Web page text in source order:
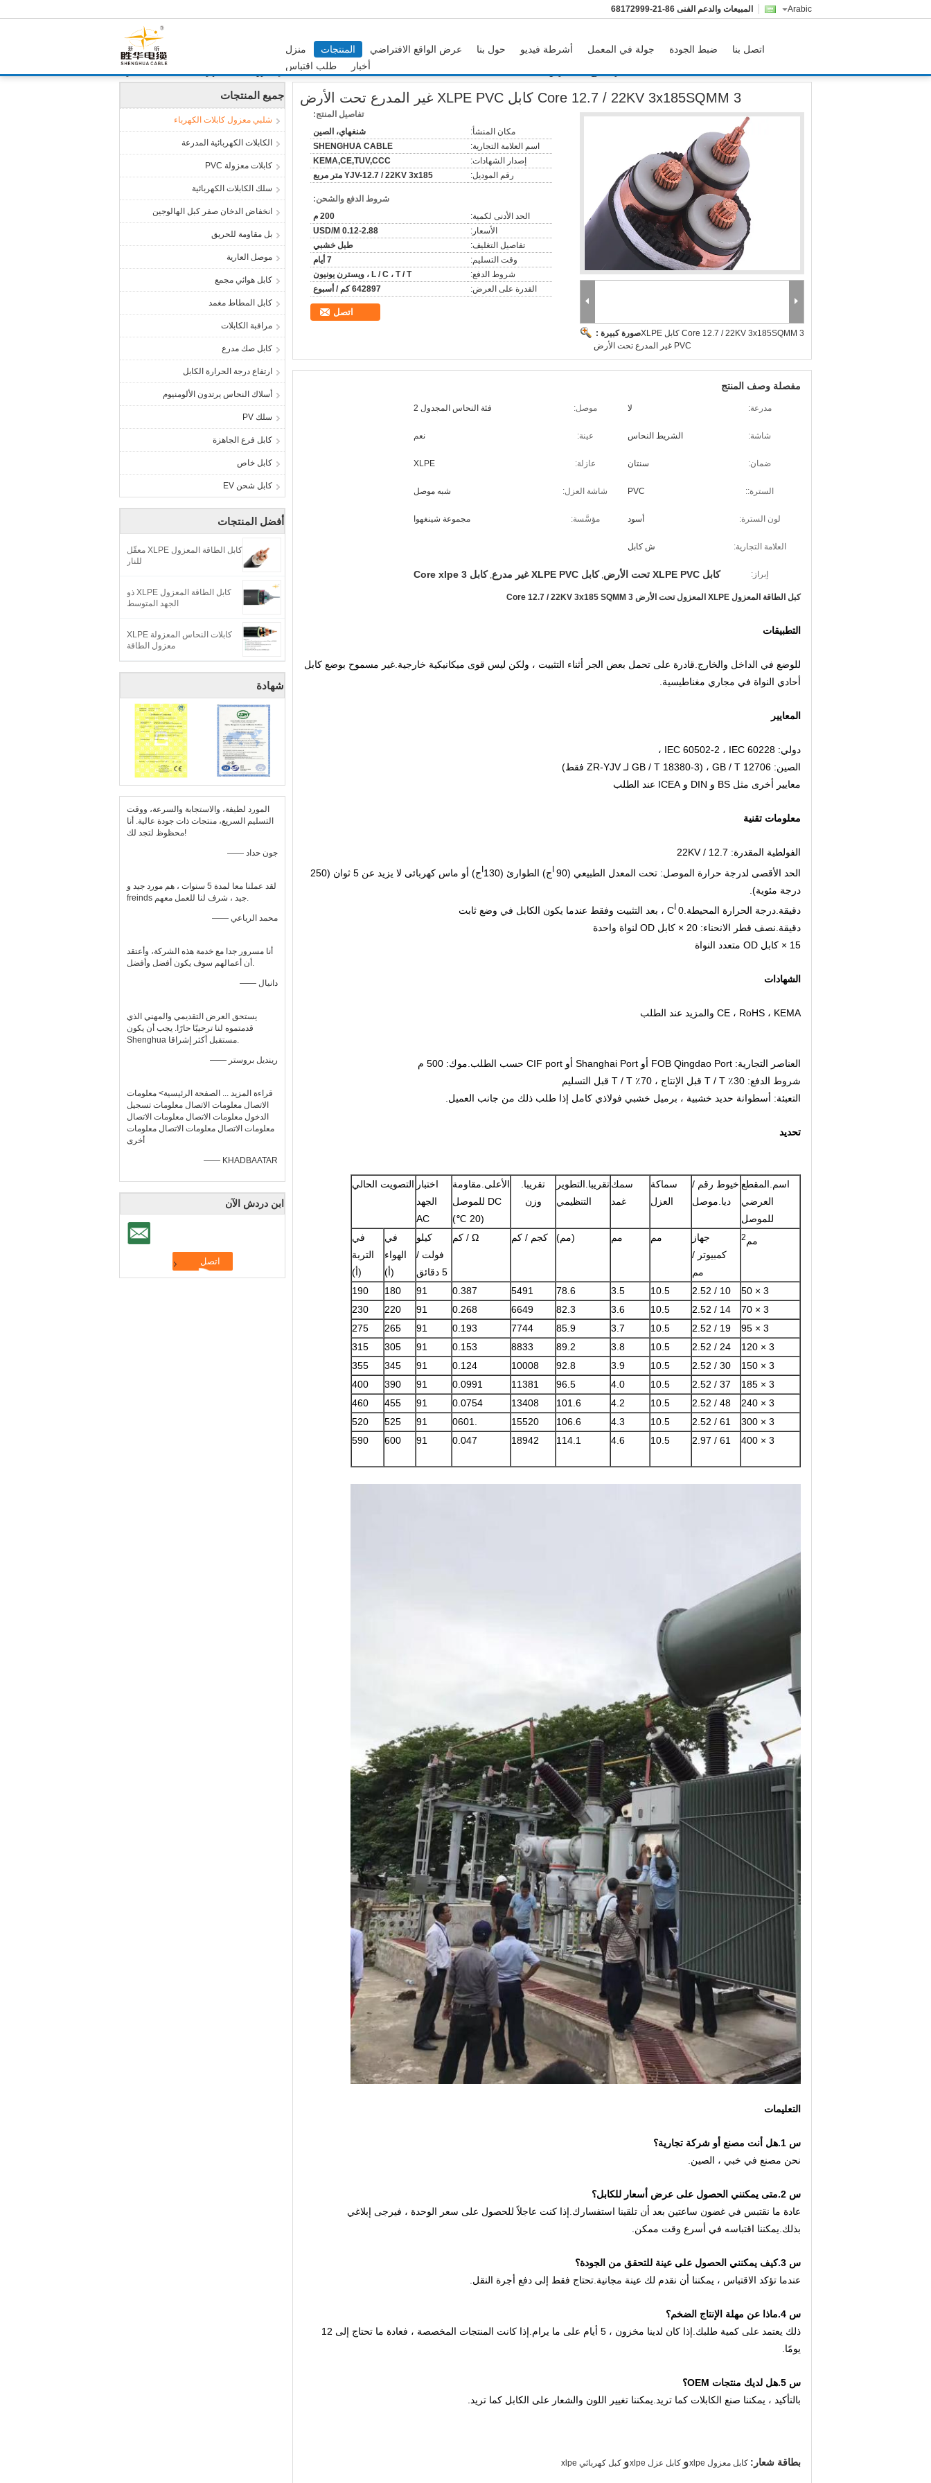
Arabic المبيعات والدعم الفنى 86-21-68172999
منزل المنتجات عرض الواقع الافتراضي حول بنا أشرطة فيديو جولة في المعمل ضبط الجودة
اتصل بنا
طلب اقتباس
أخبار
منزل المنتجات شلبي معزول كابلات الكهرباء 3 Core 12.7 / 22KV 3x185SQMM كابل XLPE PVC غير المدرع تحت الأرض
جميع المنتجات
شلبي معزول كابلات الكهرباء
الكابلات الكهربائية المدرعة
كابلات معزولة PVC
سلك الكابلات الكهربائية
انخفاض الدخان صفر كبل الهالوجين
بل مقاومة للحريق
موصل العارية
كابل هوائي مجمع
كابل المطاط مغمد
مراقبة الكابلات
كابل صك مدرع
ارتفاع درجة الحرارة الكابل
أسلاك النحاس يرتدون الألومنيوم
سلك PV
كابل فرع الجاهزة
كابل خاص
كابل شحن EV
أفضل المنتجات
كابل الطاقة المعزول XLPE معقّل
للنار
كابل الطاقة المعزول XLPE ذو
الجهد المتوسط
كابلات النحاس المعزولة XLPE
معزول الطاقة
شهادة
المورد لطيفة، والاستجابة والسرعة، ووقت
التسليم السريع، منتجات ذات جودة عالية. أنا
محظوظ لتجد لك!
—— جون حداد
لقد عملنا معا لمدة 5 سنوات ، هم مورد جيد و
freinds جيد ، شرف لنا للعمل معهم.
—— محمد الرباعي
أنا مسرور جدا مع خدمة هذه الشركة، وأعتقد
أن أعمالهم سوف يكون أفضل وأفضل.
—— دانيال
يستحق العرض التقديمي والمهني الذي
قدمتموه لنا ترحيبًا حارًا. يجب أن يكون
Shenghua مستقبل أكثر إشراقا.
—— رينديل بروستر
قراءة المزيد ... الصفحة الرئيسية> معلومات
الاتصال معلومات الاتصال معلومات تسجيل
الدخول معلومات الاتصال معلومات الاتصال
معلومات الاتصال معلومات الاتصال معلومات
أخرى
—— KHADBAATAR
ابن دردش الآن
3 Core 12.7 / 22KV 3x185SQMM كابل XLPE PVC غير المدرع تحت الأرض
صورة كبيرة :3 Core 12.7 / 22KV 3x185SQMM كابل XLPE
PVC غير المدرع تحت الأرض
تفاصيل المنتج:
مكان المنشأ:
شنغهاي، الصين
اسم العلامة التجارية:
SHENGHUA CABLE
إصدار الشهادات:
KEMA,CE,TUV,CCC
رقم الموديل:
YJV-12.7 / 22KV 3x185 متر مربع
شروط الدفع والشحن:
الحد الأدنى لكمية:
200 م
الأسعار:
0.12-2.88 USD/M
تفاصيل التغليف:
طبل خشبي
وقت التسليم:
7 أيام
شروط الدفع:
L / C ، T / T ، ويسترن يونيون
القدرة على العرض:
642897 كم / أسبوع
اتصل
مفصلة وصف المنتج
مدرعة: لا موصل: فئة النحاس المجدول 2
شاشة: الشريط النحاس عينة: نعم
ضمان: سنتان عازلة: XLPE
السترة:: PVC شاشة العزل: شبه موصل
لون السترة: أسود مؤسَّسة: مجموعة شينغهوا
العلامة التجارية: ش كابل
إبراز: كابل XLPE PVC تحت الأرض , كابل XLPE PVC غير مدرع , كابل 3 Core xlpe
كبل الطاقة المعزول XLPE المعزول تحت الأرض 3 Core 12.7 / 22KV 3x185 SQMM
التطبيقات
للوضع في الداخل والخارج.قادرة على تحمل بعض الجر أثناء التثبيت ، ولكن ليس قوى ميكانيكية خارجية.غير مسموح بوضع كابل
أحادي النواة في مجاري مغناطيسية.
المعايير
دولي: IEC 60502-2 ، IEC 60228 ،
الصين: GB / T 12706 ، (GB / T 18380-3 لـ ZR-YJV فقط)
معايير أخرى مثل BS و DIN و ICEA عند الطلب
معلومات تقنية
الفولطية المقدرة: 12.7 / 22KV
الحد الأقصى لدرجة حرارة الموصل: تحت المعدل الطبيعي (90
اج) الطوارئ (130 ا
ج) أو ماس كهربائى لا يزيد عن 5 ثوان (250
درجة مئوية).
دقيقة.درجة الحرارة المحيطة.0
C ، بعد التثبيت وفقط عندما يكون الكابل في وضع ثابت
دقيقة.نصف قطر الانحناء: 20 × كابل OD لنواة واحدة
15 × كابل OD متعدد النواة
الشهادات
CE ، RoHS ، KEMA والمزيد عند الطلب
العناصر التجارية: FOB Qingdao Port أو Shanghai Port أو CIF port حسب الطلب.موك: 500 م
شروط الدفع: 30٪ T / T قبل الإنتاج ، 70٪ T / T قبل التسليم
التعبئة: أسطوانة حديد خشبية ، برميل خشبي فولاذي كامل إذا طلب ذلك من جانب العميل.
تحديد
اسم.المقطع
العرضي
للموصل
خيوط رقم /
ديا.موصل
سماكة
العزل
سمك
غمد
تقريبا.التطوير
التنظيمي
تقريبا.
وزن
الأعلى.مقاومة
DC للموصل
(20 ℃)
اختبار
الجهد
AC
التصويت الحالي
مم 2
جهاز
كمبيوتر /
مم
مم مم (مم) كجم / كم Ω / كم
كيلو
فولت /
5 دقائق
في
الهواء
(أ)
في
التربة
(أ)
3 × 50
10 / 2.52
10.5
3.5
78.6
5491
0.387
91
180
190
3 × 70
14 / 2.52
10.5
3.6
82.3
6649
0.268
91
220
230
3 × 95
19 / 2.52
10.5
3.7
85.9
7744
0.193
91
265
275
3 × 120
24 / 2.52
10.5
3.8
89.2
8833
0.153
91
305
315
3 × 150
30 / 2.52
10.5
3.9
92.8
10008
0.124
91
345
355
3 × 185
37 / 2.52
10.5
4.0
96.5
11381
0.0991
91
390
400
3 × 240
48 / 2.52
10.5
4.2
101.6
13408
0.0754
91
455
460
3 × 300
61 / 2.52
10.5
4.3
106.6
15520
.0601
91
525
520
3 × 400
61 / 2.97
10.5
4.6
114.1
18942
0.047
91
600
590
التعليمات
س 1.هل أنت مصنع أو شركة تجارية؟
نحن مصنع في خبي ، الصين.
س 2.متى يمكنني الحصول على عرض أسعار للكابل؟
عادة ما نقتبس في غضون ساعتين بعد أن تلقينا استفسارك.إذا كنت عاجلاً للحصول على سعر الوحدة ، فيرجى إبلاغي
بذلك.يمكننا اقتباسه في أسرع وقت ممكن.
س 3.كيف يمكنني الحصول على عينة للتحقق من الجودة؟
عندما تؤكد الاقتباس ، يمكننا أن نقدم لك عينة مجانية.تحتاج فقط إلى دفع أجرة النقل.
س 4.ماذا عن مهلة الإنتاج الضخم؟
ذلك يعتمد على كمية طلبك.إذا كان لدينا مخزون ، 5 أيام على ما يرام.إذا كانت المنتجات المخصصة ، فعادة ما تحتاج إلى 12
يومًا.
س 5.هل لديك منتجات OEM؟
بالتأكيد ، يمكننا صنع الكابلات كما تريد.يمكننا تغيير اللون والشعار على الكابل كما تريد.
بطاقة شعار: كابل معزول xlpe و كابل عزل xlpe و كبل كهربائي xlpe